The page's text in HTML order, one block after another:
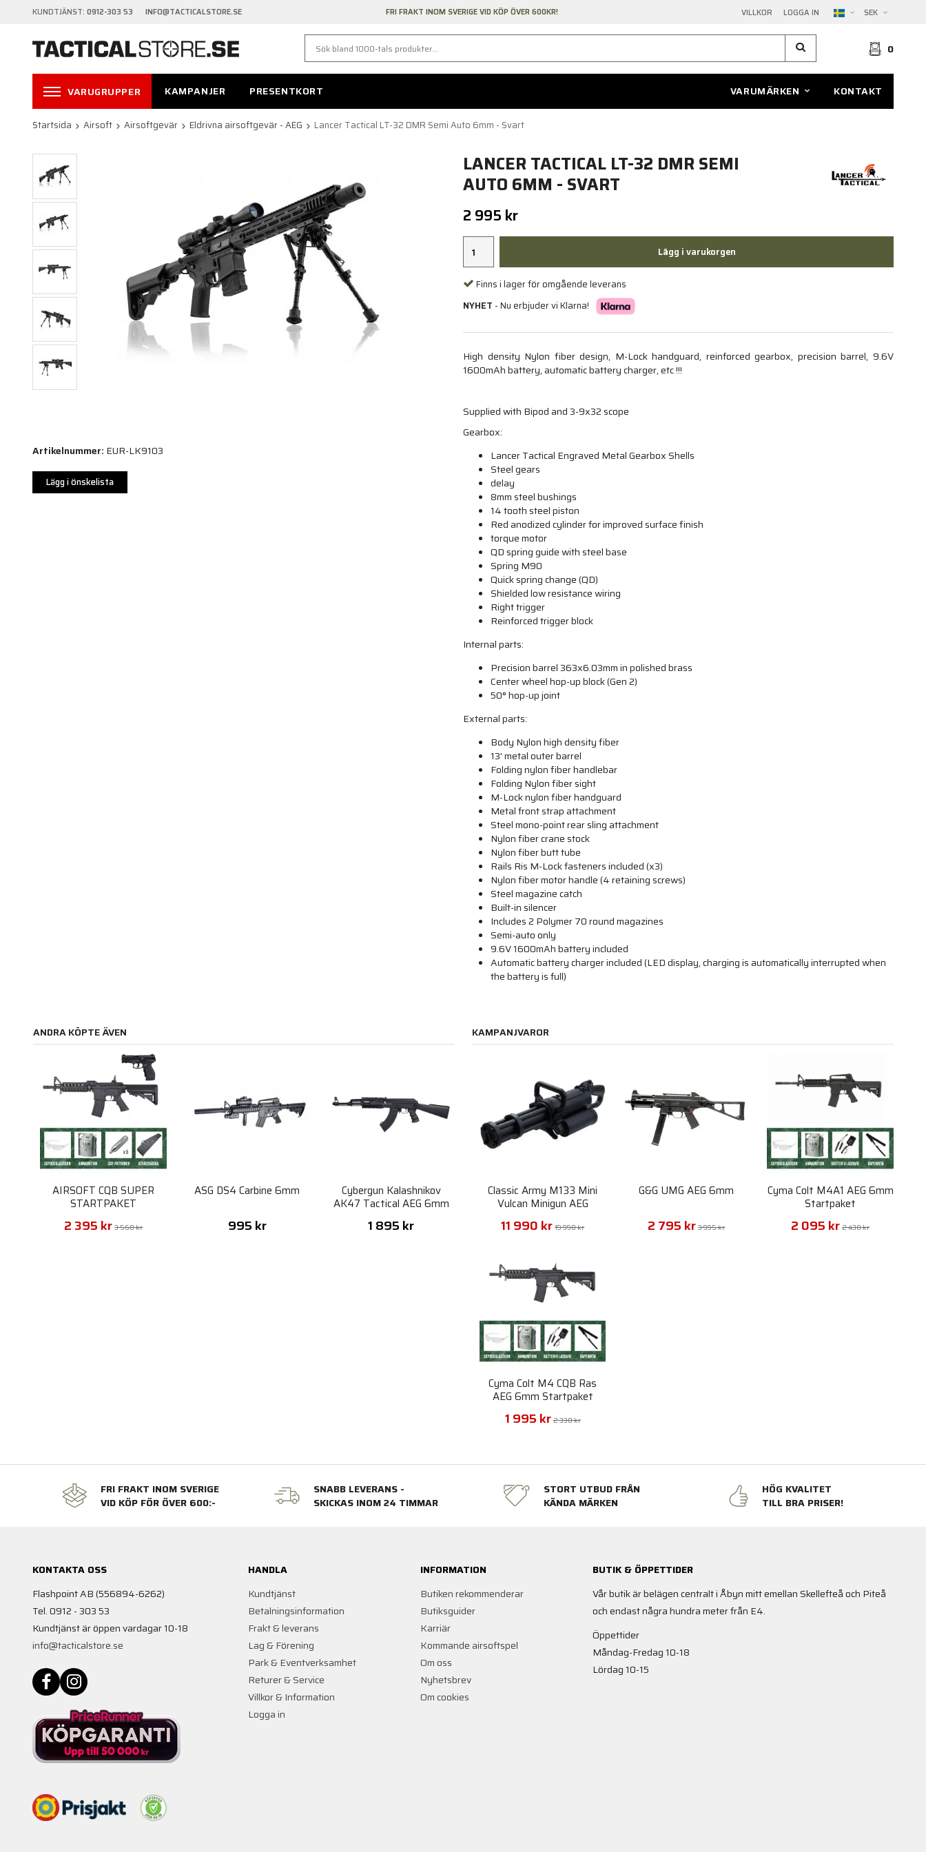
KUNDTJÄNST: 0912-303 53 INFO@TACTICALSTORE.SE VILLKOR LOGGA IN SEK
FRI FRAKT INOM SVERIGE VID KÖP ÖVER 600KR!
0
VARUGRUPPER KAMPANJER PRESENTKORT VARUMÄRKEN KONTAKT
Startsida Airsoft Airsoftgevär Eldrivna airsoftgevär - AEG Lancer Tactical LT-32 DMR Semi Auto 6mm - Svart
LANCER TACTICAL LT-32 DMR SEMI
AUTO 6MM - SVART
2 995 kr
Lägg i varukorgen
Finns i lager för omgående leverans
NYHET - Nu erbjuder vi Klarna!
High density Nylon fiber design, M-Lock handguard, reinforced gearbox, precision barrel, 9.6V
1600mAh battery, automatic battery charger, etc !!!
Supplied with Bipod and 3-9x32 scope
Gearbox:
Lancer Tactical Engraved Metal Gearbox Shells
Steel gears
delay
8mm steel bushings
14 tooth steel piston
Red anodized cylinder for improved surface finish
torque motor
QD spring guide with steel base
Spring M90
Quick spring change (QD)
Shielded low resistance wiring
Right trigger
Reinforced trigger block
Internal parts:
Precision barrel 363x6.03mm in polished brass
Center wheel hop-up block (Gen 2)
50° hop-up joint
External parts:
Body Nylon high density fiber
13' metal outer barrel
Folding nylon fiber handlebar
Folding Nylon fiber sight
M-Lock nylon fiber handguard
Metal front strap attachment
Steel mono-point rear sling attachment
Nylon fiber crane stock
Nylon fiber butt tube
Rails Ris M-Lock fasteners included (x3)
Nylon fiber motor handle (4 retaining screws)
Steel magazine catch
Built-in silencer
Includes 2 Polymer 70 round magazines
Semi-auto only
9.6V 1600mAh battery included
Automatic battery charger included (LED display, charging is automatically interrupted when
the battery is full)
Artikelnummer: EUR-LK9103
Lägg i önskelista
ANDRA KÖPTE ÄVEN
AIRSOFT CQB SUPER
STARTPAKET
2 395 kr 3 560 kr
ASG DS4 Carbine 6mm
995 kr
Cybergun Kalashnikov
AK47 Tactical AEG 6mm
1 895 kr
KAMPANJVAROR
Classic Army M133 Mini
Vulcan Minigun AEG
11 990 kr 19 990 kr
G&G UMG AEG 6mm
2 795 kr 3 995 kr
Cyma Colt M4A1 AEG 6mm
Startpaket
2 095 kr 2 430 kr
Cyma Colt M4 CQB Ras
AEG 6mm Startpaket
1 995 kr 2 330 kr
FRI FRAKT INOM SVERIGE
VID KÖP FÖR ÖVER 600:-
SNABB LEVERANS -
SKICKAS INOM 24 TIMMAR
STORT UTBUD FRÅN
KÄNDA MÄRKEN
HÖG KVALITET
TILL BRA PRISER!
KONTAKTA OSS
Flashpoint AB (556894-6262)
Tel. 0912 - 303 53
Kundtjänst är öppen vardagar 10-18
info@tacticalstore.se
HANDLA
Kundtjänst
Betalningsinformation
Frakt & leverans
Lag & Förening
Park & Eventverksamhet
Returer & Service
Villkor & Information
Logga in
INFORMATION
Butiken rekommenderar
Butiksguider
Karriär
Kommande airsoftspel
Om oss
Nyhetsbrev
Om cookies
BUTIK & ÖPPETTIDER
Vår butik är belägen centralt i Åbyn mitt emellan Skellefteå och Piteå
och endast några hundra meter från E4.
Öppettider
Måndag-Fredag 10-18
Lördag 10-15